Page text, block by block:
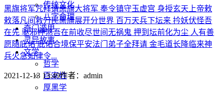
传统文化
八字命理
奇门遁甲
灵异故事
文学
哲学
百家姓
厚黑学
黑旗将军咒拜请黑旗大将军 奉令镇守玉虚宫 身授玄天上帝敕
敕落凡间救万民黑旗展开分世界 百万天兵下坛来 扲妖伏怪吾
在先 驱邪押煞吾在前收尽世间无祸鬼 押到坛前化为尘 人有善
愿随庇佑 庇佑合境保平安法门弟子全拜请 金毛道长降临来神
兵火急如律令...
2021-12-13 13:49作者： admin